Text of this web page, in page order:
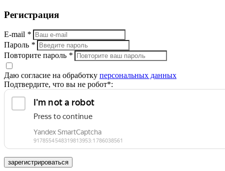
Регистрация
E-mail *
Пароль *
Повторите пароль *
Даю согласие на обработку персональных данных
Подтвердите, что вы не робот*:
зарегистрироваться